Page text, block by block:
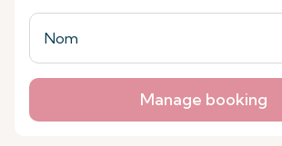
Manage booking